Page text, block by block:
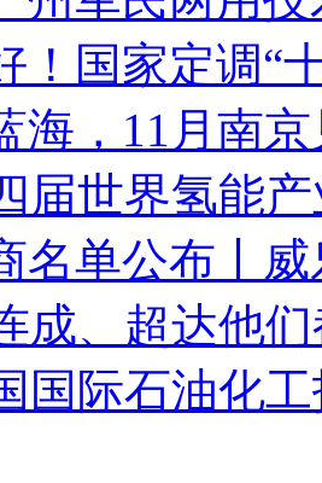
！国家定调“
海，11月南
届世界氢能
名单公布丨
成、超达他
国际石油化